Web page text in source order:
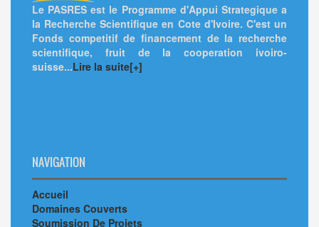
Le PASRES est le Programme d'Appui Strategique a
la Recherche Scientifique en Cote d'Ivoire. C'est un
Fonds competitif de financement de la recherche
scientifique, fruit de la cooperation ivoiro-
suisse...Lire la suite[+]
NAVIGATION
Accueil
Domaines Couverts
Soumission De Projets